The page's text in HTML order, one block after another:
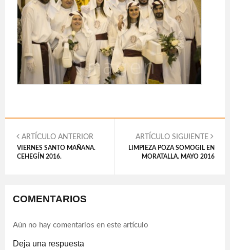
ARTÍCULO ANTERIOR
VIERNES SANTO MAÑANA.
CEHEGÍN 2016.
ARTÍCULO SIGUIENTE
LIMPIEZA POZA SOMOGIL EN
MORATALLA. MAYO 2016
COMENTARIOS
Aún no hay comentarios en este artículo
Deja una respuesta